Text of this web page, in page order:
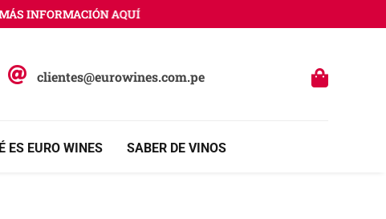
INFORMACIÓN AQUÍ
clientes@eurowines.com.pe
ES EURO WINES SABER DE VINOS